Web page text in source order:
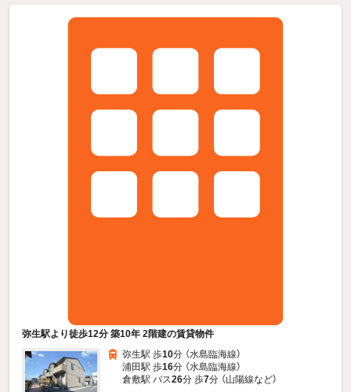
弥生駅より徒歩12分 築10年 2階建の賃貸物件
弥生駅 歩10分 （水島臨海線）
浦田駅 歩16分 （水島臨海線）
倉敷駅 バス26分 歩7分 （山陽線など）